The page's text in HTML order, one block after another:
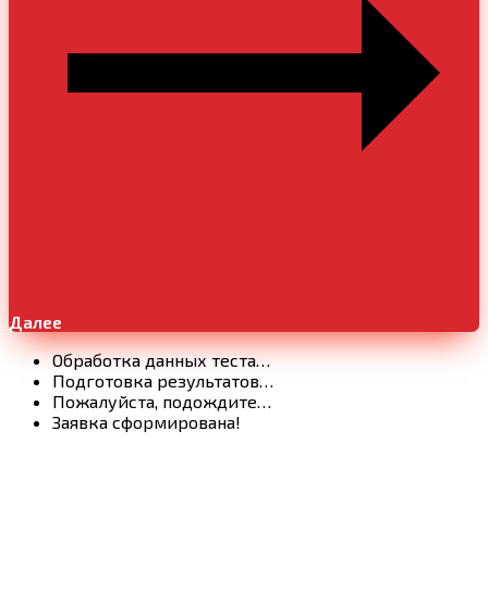
Далее
Обработка данных теста…
Подготовка результатов…
Пожалуйста, подождите…
Заявка сформирована!